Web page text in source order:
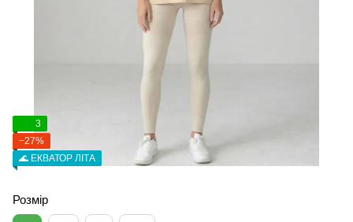
3
−27%
🌊 ЕКВАТОР ЛІТА
Розмір